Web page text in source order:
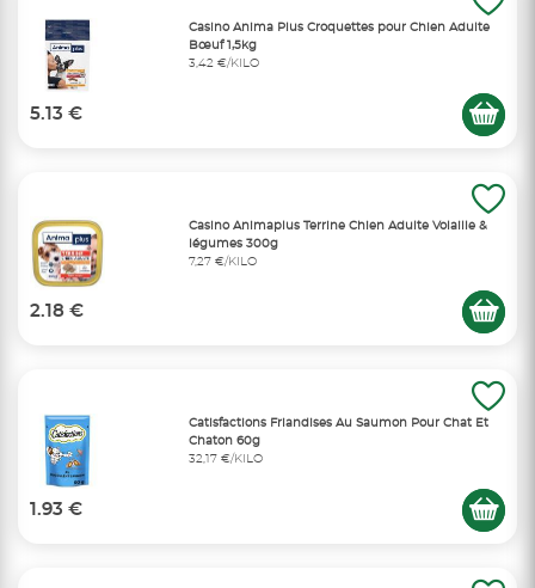
Casino Anima Plus Croquettes pour Chien Adulte
Bœuf 1,5kg
3,42 €/KILO
5.13 €
Casino Animaplus Terrine Chien Adulte Volaille &
légumes 300g
7,27 €/KILO
2.18 €
Catisfactions Friandises Au Saumon Pour Chat Et
Chaton 60g
32,17 €/KILO
1.93 €